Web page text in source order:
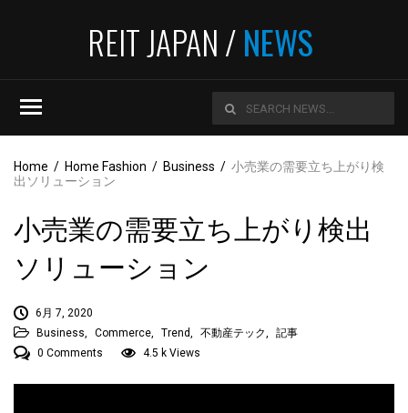
REIT JAPAN /NEWS
Home / Home Fashion / Business / 小売業の需要立ち上がり検
出ソリューション
小売業の需要立ち上がり検出
ソリューション
6月 7, 2020
Business, Commerce, Trend, 不動産テック,
記事
0 Comments
4.5 k Views